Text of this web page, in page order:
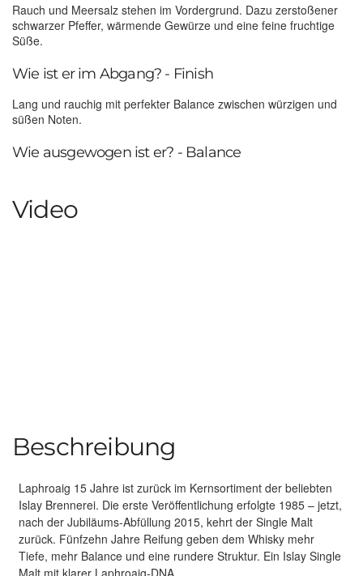
Rauch und Meersalz stehen im Vordergrund. Dazu zerstoßener
schwarzer Pfeffer, wärmende Gewürze und eine feine fruchtige
Süße.
Wie ist er im Abgang? - Finish
Lang und rauchig mit perfekter Balance zwischen würzigen und
süßen Noten.
Wie ausgewogen ist er? - Balance
Video
Beschreibung
Laphroaig 15 Jahre ist zurück im Kernsortiment der beliebten
Islay Brennerei. Die erste Veröffentlichung erfolgte 1985 – jetzt,
nach der Jubiläums-Abfüllung 2015, kehrt der Single Malt
zurück. Fünfzehn Jahre Reifung geben dem Whisky mehr
Tiefe, mehr Balance und eine rundere Struktur. Ein Islay Single
Malt mit klarer Laphroaig-DNA.